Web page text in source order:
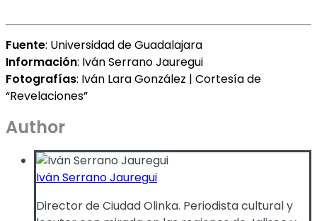
Fuente: Universidad de Guadalajara
Información: Iván Serrano Jauregui
Fotografías: Iván Lara González | Cortesía de
“Revelaciones”
Author
Iván Serrano Jauregui
Director de Ciudad Olinka. Periodista cultural y